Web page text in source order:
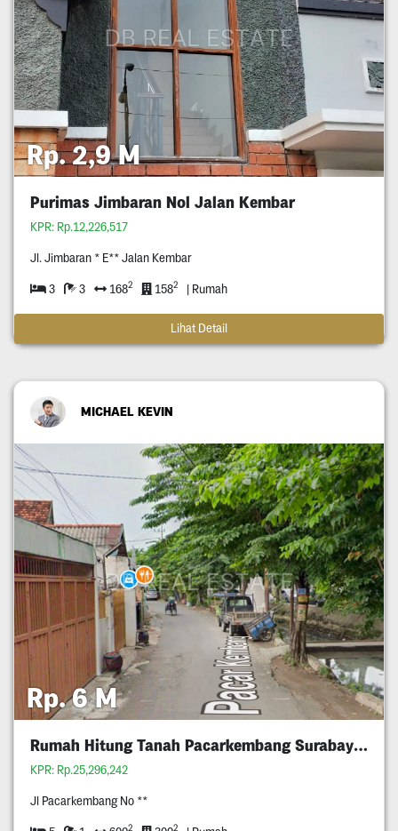
Rp. 2,9 M
Purimas Jimbaran Nol Jalan Kembar
KPR: Rp.12,226,517
Jl. Jimbaran * E** Jalan Kembar
3 3 1682 1582 | Rumah
Lihat Detail
MICHAEL KEVIN
Rp. 6 M
Rumah Hitung Tanah Pacarkembang Surabaya Timur
KPR: Rp.25,296,242
Jl Pacarkembang No **
2 2